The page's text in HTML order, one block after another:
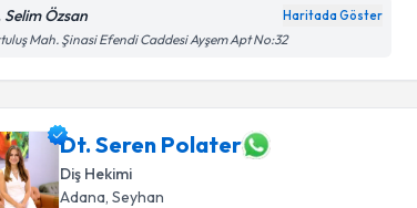
Selim Özsan Haritada Göster
Mah. Şinasi Efendi Caddesi Ayşem Apt No:32
Dt. Seren Polater
Diş Hekimi
Adana , Seyhan